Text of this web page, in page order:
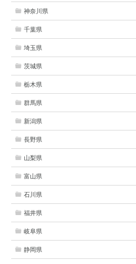
神奈川県
千葉県
埼玉県
茨城県
栃木県
群馬県
新潟県
長野県
山梨県
富山県
石川県
福井県
岐阜県
静岡県